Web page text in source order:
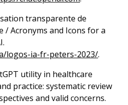
transparente de
/ Acronyms and Icons for a
logos-ia-fr-peters-2023/.
utility in healthcare
practice: systematic review
and valid concerns.